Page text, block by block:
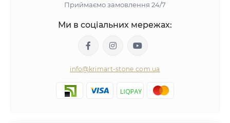
Приймаємо замовлення 24/7
Ми в соціальних мережах:
info@krimart-stone.com.ua